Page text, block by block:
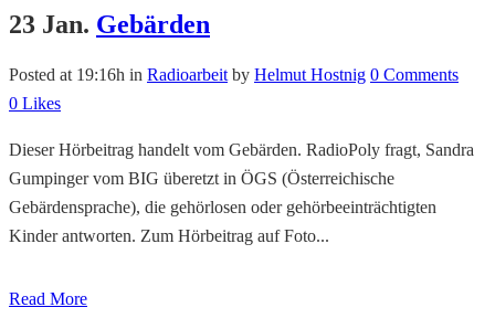
23 Jan. Gebärden
Posted at 19:16h in Radioarbeit by Helmut Hostnig 0 Comments
0 Likes
Dieser Hörbeitrag handelt vom Gebärden. RadioPoly fragt, Sandra
Gumpinger vom BIG überetzt in ÖGS (Österreichische
Gebärdensprache), die gehörlosen oder gehörbeeinträchtigten
Kinder antworten. Zum Hörbeitrag auf Foto...
Read More